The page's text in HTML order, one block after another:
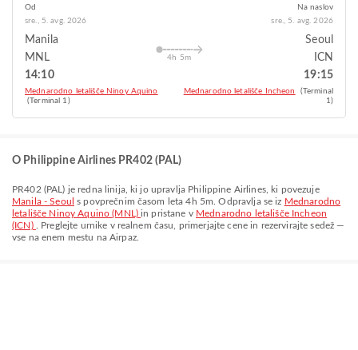
Od
sre., 5. avg. 2026
Manila
MNL
14:10
Mednarodno letališče Ninoy Aquino
(Terminal 1)
4h 5m
Na naslov
sre., 5. avg. 2026
Seoul
ICN
19:15
Mednarodno letališče Incheon
(Terminal
1)
O Philippine Airlines PR402 (PAL)
PR402 (PAL) je redna linija, ki jo upravlja Philippine Airlines, ki povezuje
Manila - Seoul s povprečnim časom leta4h 5m . Odpravlja se iz Mednarodno
letališče Ninoy Aquino (MNL)in pristane v Mednarodno letališče Incheon
(ICN)
. Preglejte urnike v realnem času, primerjajte cene in rezervirajte sedež —
vse na enem mestu na Airpaz.